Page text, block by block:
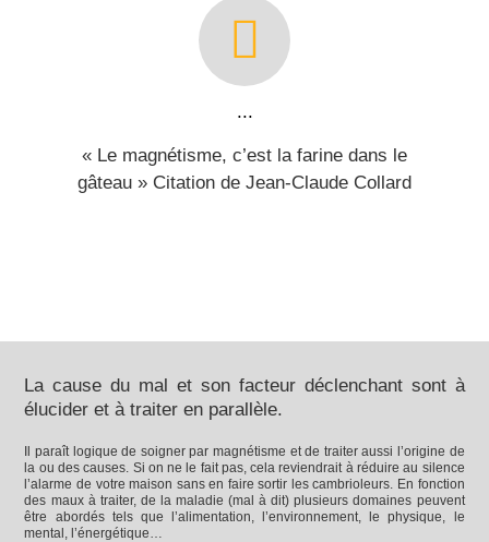
...
« Le magnétisme, c’est la farine dans le
gâteau » Citation de Jean-Claude Collard
La cause du mal et son facteur déclenchant sont à
élucider et à traiter en parallèle.
Il paraît logique de soigner par magnétisme et de traiter aussi l’origine de
la ou des causes. Si on ne le fait pas, cela reviendrait à réduire au silence
l’alarme de votre maison sans en faire sortir les cambrioleurs. En fonction
des maux à traiter, de la maladie (mal à dit) plusieurs domaines peuvent
être abordés tels que l’alimentation, l’environnement, le physique, le
mental, l’énergétique…